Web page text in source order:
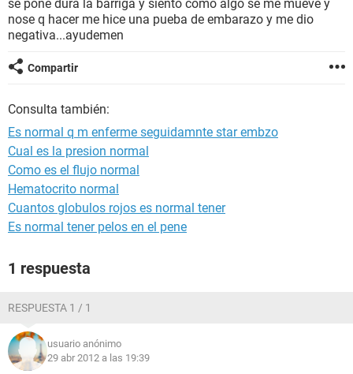
se pone dura la barriga y siento como algo se me mueve y
nose q hacer me hice una pueba de embarazo y me dio
negativa...ayudemen
Compartir
Consulta también:
Es normal q m enferme seguidamnte star embzo
Cual es la presion normal
Como es el flujo normal
Hematocrito normal
Cuantos globulos rojos es normal tener
Es normal tener pelos en el pene
1 respuesta
RESPUESTA 1 / 1
usuario anónimo
29 abr 2012 a las 19:39